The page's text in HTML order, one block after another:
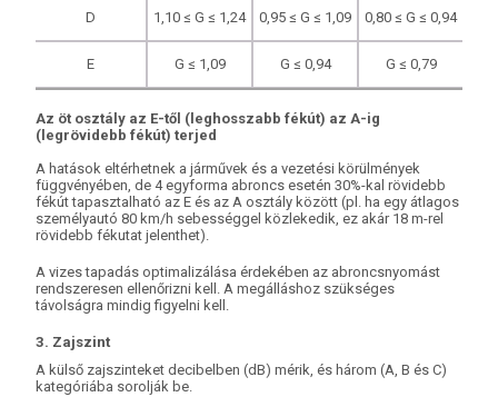
D 1,10 ≤ G ≤ 1,24 0,95 ≤ G ≤ 1,09 0,80 ≤ G ≤ 0,94
E G ≤ 1,09 G ≤ 0,94 G ≤ 0,79
Az öt osztály az E-től (leghosszabb fékút) az A-ig
(legrövidebb fékút) terjed
A hatások eltérhetnek a járművek és a vezetési körülmények
függvényében, de 4 egyforma abroncs esetén 30%-kal rövidebb
fékút tapasztalható az E és az A osztály között (pl. ha egy átlagos
személyautó 80 km/h sebességgel közlekedik, ez akár 18 m-rel
rövidebb fékutat jelenthet).
A vizes tapadás optimalizálása érdekében az abroncsnyomást
rendszeresen ellenőrizni kell. A megálláshoz szükséges
távolságra mindig figyelni kell.
3. Zajszint
A külső zajszinteket decibelben (dB) mérik, és három (A, B és C)
kategóriába sorolják be.